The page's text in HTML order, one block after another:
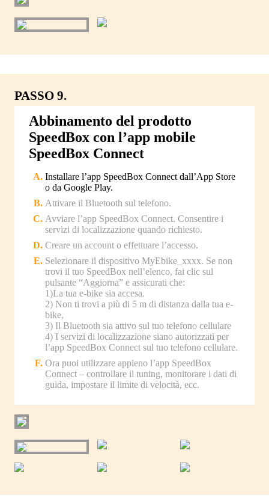
PASSO 9.
Abbinamento del prodotto
SpeedBox con l’app mobile
SpeedBox Connect
Installare l’app SpeedBox Connect dall’App Store
o da Google Play.
Attivare il Bluetooth sul telefono.
Avviare l’app SpeedBox Connect. Consentire i
servizi di localizzazione quando richiesto.
Creare un account o effettuare l’accesso.
Selezionare il dispositivo MyEbike_xxxx. Se non
trovi il tuo SpeedBox nell’elenco, fai clic sul
pulsante “Aggiorna” e assicurati che:
1)La tua e-bike sia accesa.
2) Non ti trovi a più di 5 m di distanza dalla tua e-
bike,
3) Il Bluetooth sia attivo sul tuo telefono cellulare
4) I servizi di localizzazione siano autorizzati per
l’app SpeedBox Connect sul tuo telefono cellulare.
Ora puoi utilizzare appieno l’app SpeedBox
Connect – controllare il tuning, monitorare i dati di
guida, impostare il limite di velocità, ecc.